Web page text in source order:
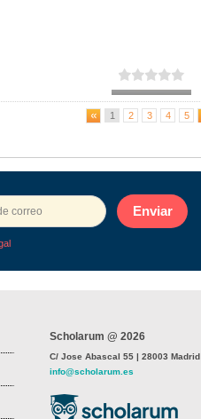
1 2 3 4 5
Enviar
Scholarum @ 2026
C/ Jose Abascal 55 | 28003 Madrid
info@scholarum.es